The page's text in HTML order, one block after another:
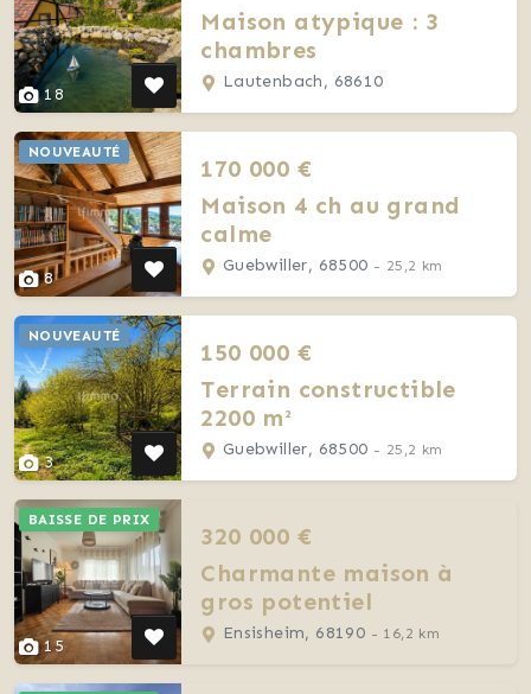
18
Maison atypique : 3
chambres
Lautenbach, 68610
8
NOUVEAUTÉ
170 000 €
Maison 4 ch au grand
calme
Guebwiller, 68500 - 25,2 km
3
NOUVEAUTÉ
150 000 €
Terrain constructible
2200 m²
Guebwiller, 68500 - 25,2 km
15
BAISSE DE PRIX
320 000 €
Charmante maison à
gros potentiel
Ensisheim, 68190 - 16,2 km